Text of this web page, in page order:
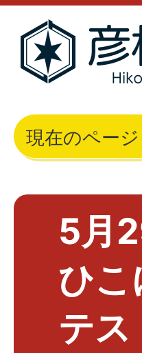
現在のページ
5月
ひこ
テ